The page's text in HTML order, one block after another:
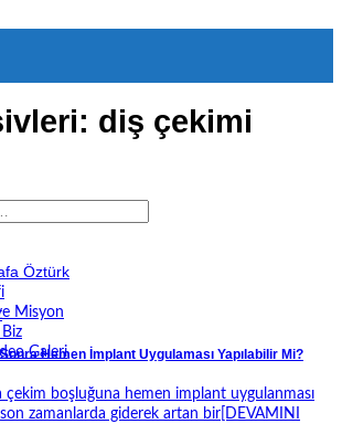
Öztürk
Misyon
Biz
Galeri
diş çekimi
Hemen İmplant Uygulaması Yapılabilir Mi?
çekim boşluğuna hemen implant uygulanması
zamanlarda giderek artan bir[DEVAMINI